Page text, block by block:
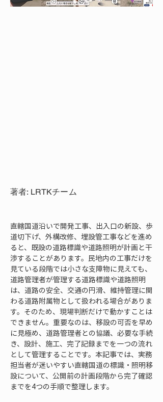
著者: LRTKチーム
直轄国道沿いで開発工事、出入口の新設、歩
道切下げ、外構改修、埋設管工事などを進め
ると、既設の道路標識や道路照明が計画と干
渉することがあります。民地内の工事だけを
見ている段階では小さな支障物に見えても、
道路管理者が管理する道路標識や道路照明
は、道路の安全、交通の円滑、維持管理に関
わる道路附属物として扱われる場合がありま
す。そのため、現場判断だけで動かすことは
できません。重要なのは、移設の可否を早め
に見極め、道路管理者との協議、必要な手続
き、設計、施工、完了記録までを一つの流れ
として管理することです。本記事では、実務
担当者が迷いやすい直轄国道の標識・照明移
設について、公開前の計画段階から完了確認
までを4つの手順で整理します。